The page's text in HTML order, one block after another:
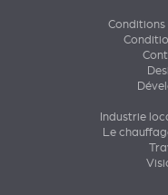
Conditions
Industrie
Le